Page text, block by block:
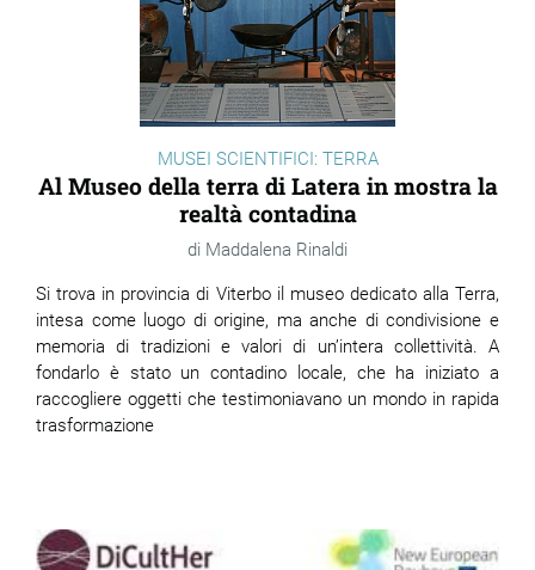
MUSEI SCIENTIFICI: TERRA
Al Museo della terra di Latera in mostra la
realtà contadina
Maddalena Rinaldi
Si trova in provincia di Viterbo il museo dedicato alla Terra,
intesa come luogo di origine, ma anche di condivisione e
memoria di tradizioni e valori di un’intera collettività. A
fondarlo è stato un contadino locale, che ha iniziato a
raccogliere oggetti che testimoniavano un mondo in rapida
trasformazione